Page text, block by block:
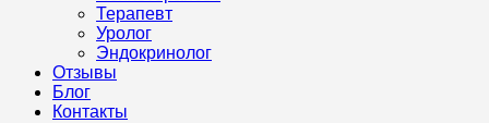
Терапевт
Уролог
Эндокринолог
Отзывы
Блог
Контакты